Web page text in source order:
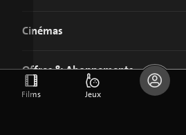
Cinémas
Offres & Abonnements
Films Jeux